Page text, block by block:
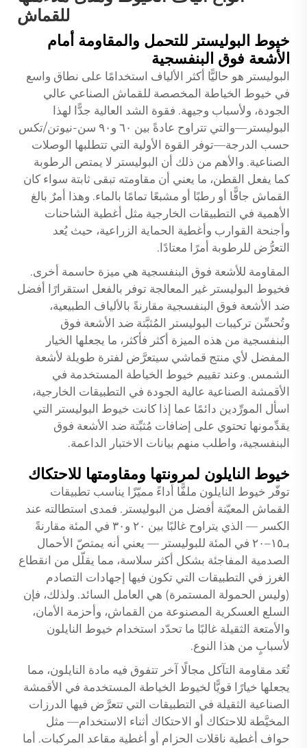
للقماش
خيوط البوليستر للتحمل والمقاومة أمام
الأشعة فوق البنفسجية
البوليستر هو حاليًّا أكثر الألياف استخدامًا على نطاق واسع
في خيوط الخياطة المخصصة للقماش الصناعي عالي
الجودة، ولأسباب وجيهة. فقوة الشد العالية جدًّا لهذا
البوليستر—والتي تتراوح عادةً بين ٦٠ و٩٠ سن-نيوتن/تكس
حسب الدرجة—توفر القوة الأولية التي تتطلبها الوصلات
الصناعية. والأهم من ذلك أن البوليستر لا يمتص الرطوبة
كما يفعل القطن، ما يعني أن مقاومته تبقى ثابتة سواء كان
القماش جافًّا أو رطبًا أو مشبعًا تمامًا بالماء. وهذا أمرٌ بالغ
الأهمية في التطبيقات الخارجية مثل أغطية الشاحنات
وأجنحة القوارب وأغطية الحماية الزراعية، حيث يُعد
التعرُّض للرطوبة أمرًا معتادًا.
المقاومة للأشعة فوق البنفسجية هي ميزة حاسمة أخرى.
فخيوط البوليستر غير المعالجة توفر بالفعل استقرارًا أفضل
ضد الأشعة فوق البنفسجية مقارنةً بالألياف الطبيعية،
وتُحسِّن تركيبات البوليستر المُثبَّتة ضد الأشعة فوق
البنفسجية من هذه الميزة أكثر فأكثر، ما يجعلها الخيار
المفضل لأي منتج قماشي سيتعرَّض لفترة طويلة لأشعة
الشمس. وعند تقييم خيوط الخياطة المستخدمة في
الأقمشة الصناعية عالية الجودة في التطبيقات الخارجية،
اسأل المورِّدين دائمًا عما إذا كانت خيوط البوليستر التي
يقدِّمونها تحتوي على إضافات مُثبِّتة ضد الأشعة فوق
البنفسجية، واطلب منهم بيانات الاختبار الداعمة.
خيوط النايلون لمرونتها ومقاومتها للاحتكاك
توفّر خيوط النايلون ملفًّا أداءً مميّزًا يناسب تطبيقات
القماش المعيّنة أفضل من البوليستر. فمدى استطالته عند
الكسر — الذي يتراوح غالبًا بين ٢٠ و٣٠ في المئة مقارنةً
بـ١٥–٢٠ في المئة للبوليستر — يعني أنه يمتصّ الأحمال
الصدمية المفاجئة بشكل أكثر سلاسة، مما يقلّل من انقطاع
الغرز في التطبيقات التي تكون فيها إجهادات التصادم
(وليس الحمولة المستمرة) هي العامل السائد. ولذلك، فإن
السلع العسكرية المصنوعة من القماش، وأحزمة الأمان،
والأمتعة الثقيلة غالبًا ما تحدّد استخدام خيوط النايلون
لأسبابٍ من هذا النوع.
تُعَد مقاومة التآكل مجالًا آخر تتفوق فيه مادة النايلون، مما
يجعلها خيارًا قويًّا لخيوط الخياطة المستخدمة في الأقمشة
الصناعية الثقيلة في التطبيقات التي تتعرَّض فيها الدرزات
المخيَّطة للاحتكاك أو الاحتكاك أثناء الاستخدام— مثل
حواف أغطية ناقلات الحزام أو أغطية مقاعد المركبات. أما